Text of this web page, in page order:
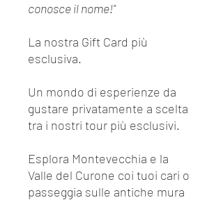
conosce il nome!"
La nostra Gift Card più
esclusiva.
Un mondo di esperienze da
gustare privatamente a scelta
tra i nostri tour più esclusivi.
Esplora Montevecchia e la
Valle del Curone coi tuoi cari o
passeggia sulle antiche mura